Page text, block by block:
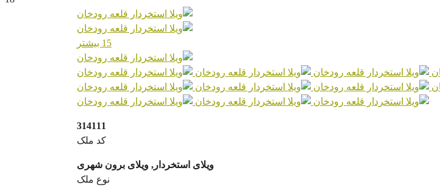
15 بیشتر
314111
کد ملک
ویلای استخردار, ویلای برون شهری
نوع ملک